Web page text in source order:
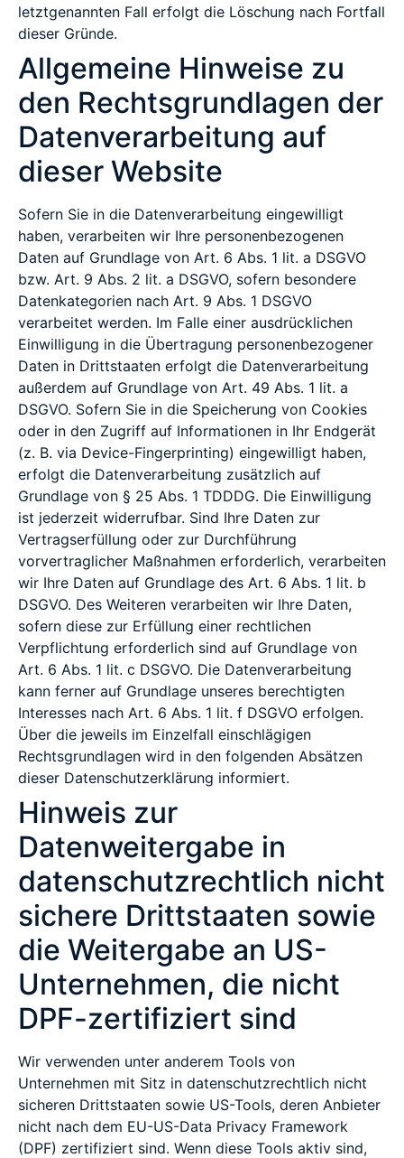
letztgenannten Fall erfolgt die Löschung nach Fortfall
dieser Gründe.
Allgemeine Hinweise zu
den Rechtsgrundlagen der
Datenverarbeitung auf
dieser Website
Sofern Sie in die Datenverarbeitung eingewilligt
haben, verarbeiten wir Ihre personenbezogenen
Daten auf Grundlage von Art. 6 Abs. 1 lit. a DSGVO
bzw. Art. 9 Abs. 2 lit. a DSGVO, sofern besondere
Datenkategorien nach Art. 9 Abs. 1 DSGVO
verarbeitet werden. Im Falle einer ausdrücklichen
Einwilligung in die Übertragung personenbezogener
Daten in Drittstaaten erfolgt die Datenverarbeitung
außerdem auf Grundlage von Art. 49 Abs. 1 lit. a
DSGVO. Sofern Sie in die Speicherung von Cookies
oder in den Zugriff auf Informationen in Ihr Endgerät
(z. B. via Device-Fingerprinting) eingewilligt haben,
erfolgt die Datenverarbeitung zusätzlich auf
Grundlage von § 25 Abs. 1 TDDDG. Die Einwilligung
ist jederzeit widerrufbar. Sind Ihre Daten zur
Vertragserfüllung oder zur Durchführung
vorvertraglicher Maßnahmen erforderlich, verarbeiten
wir Ihre Daten auf Grundlage des Art. 6 Abs. 1 lit. b
DSGVO. Des Weiteren verarbeiten wir Ihre Daten,
sofern diese zur Erfüllung einer rechtlichen
Verpflichtung erforderlich sind auf Grundlage von
Art. 6 Abs. 1 lit. c DSGVO. Die Datenverarbeitung
kann ferner auf Grundlage unseres berechtigten
Interesses nach Art. 6 Abs. 1 lit. f DSGVO erfolgen.
Über die jeweils im Einzelfall einschlägigen
Rechtsgrundlagen wird in den folgenden Absätzen
dieser Datenschutzerklärung informiert.
Hinweis zur
Datenweitergabe in
datenschutzrechtlich nicht
sichere Drittstaaten sowie
die Weitergabe an US-
Unternehmen, die nicht
DPF-zertifiziert sind
Wir verwenden unter anderem Tools von
Unternehmen mit Sitz in datenschutzrechtlich nicht
sicheren Drittstaaten sowie US-Tools, deren Anbieter
nicht nach dem EU-US-Data Privacy Framework
(DPF) zertifiziert sind. Wenn diese Tools aktiv sind,